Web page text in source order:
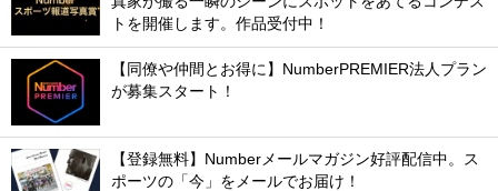
トを開催します。作品受付中！
【同僚や仲間とお得に】NumberPREMIER法人プラン
が募集スタート！
【登録無料】Numberメールマガジン好評配信中。ス
ポーツの「今」をメールでお届け！